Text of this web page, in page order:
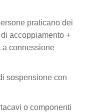
praticano dei
accoppiamento +
connessione
sospensione con
o componenti